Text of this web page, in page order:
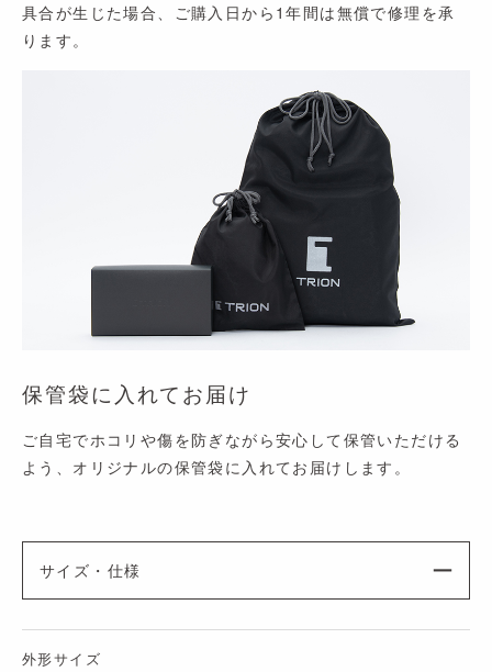
具合が生じた場合、ご購入日から1年間は無償で修理を承
ります。
保管袋に入れてお届け
ご自宅でホコリや傷を防ぎながら安心して保管いただける
よう、オリジナルの保管袋に入れてお届けします。
サイズ・仕様
外形サイズ